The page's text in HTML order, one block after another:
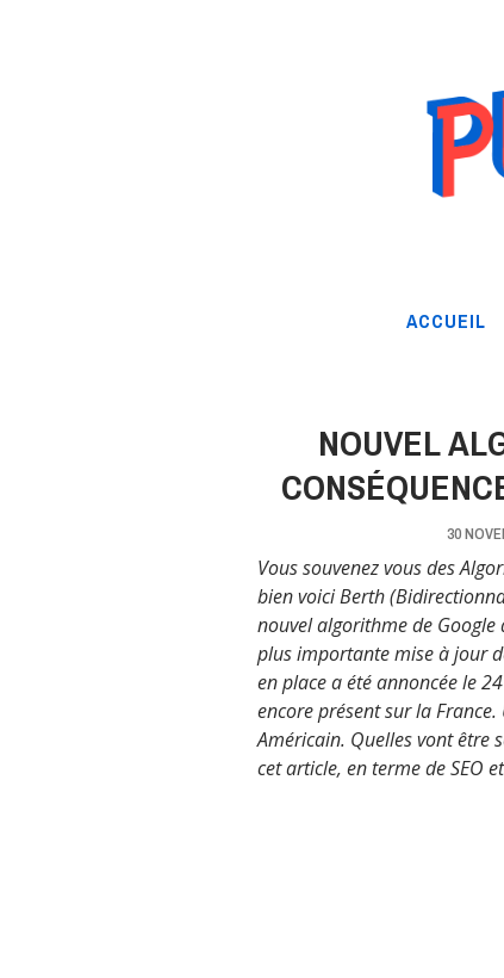
ACCUEIL
NOUVEL
30
Vous souvenez vous des
bien voici Berth
nouvel algorithme de Google
plus importante mise à jour
en place a été annoncée le
encore présent sur la
Américain. Quelles vont être
cet article, en terme de SEO